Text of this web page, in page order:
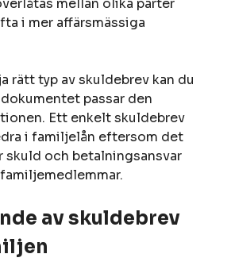
mellan olika parter
i mer affärsmässiga
rätt typ av skuldebrev kan du
passar den
Ett enkelt skuldebrev
i familjelån eftersom det
och betalningsansvar
av skuldebrev